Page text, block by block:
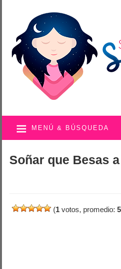
MENÚ & BÚSQUEDA
Soñar que Besas
(1 votos, promedio: